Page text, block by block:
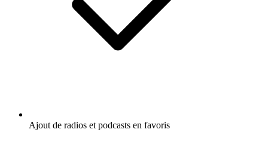
Ajout de radios et podcasts en favoris